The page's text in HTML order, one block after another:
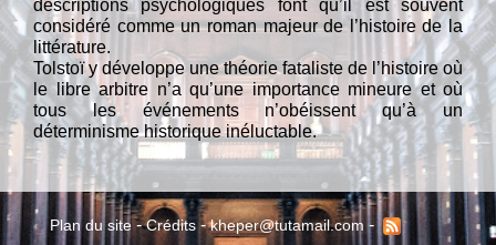
descriptions psychologiques font qu’il est souvent
considéré comme un roman majeur de l’histoire de la
littérature.
Tolstoï y développe une théorie fataliste de l’histoire où
le libre arbitre n’a qu’une importance mineure et où
tous les événements n’obéissent qu’à un
déterminisme historique inéluctable.
Plan du site-Crédits-kheper@tutamail.com -